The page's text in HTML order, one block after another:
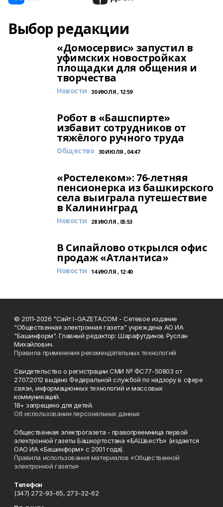
Выбор редакции
«Домосервис» запустил в
уфимских новостройках
площадки для общения и
творчества
Новости 30 ИЮЛЯ , 12:59
Робот в «Башспирте»
избавит сотрудников от
тяжёлого ручного труда
Общество 30 ИЮЛЯ , 04:47
«Ростелеком»: 76-летняя
пенсионерка из башкирского
села выиграла путешествие
в Калининград
Новости 28 ИЮЛЯ , 05:53
В Сипайлово открылся офис
продаж «Атлантиса»
Новости 14 ИЮЛЯ , 12:40
© 2011-2026 "Сайт I-GAZETA.COM - Сетевое издание
"Общественная электронная газета" учреждена АО ИА
"Башинформ". Главный редактор: Шарафутдинов Руслан
Михайлович.
Правила применения рекомендательных технологий
Свидетельство о регистрации СМИ № ФС77-50803 от
27.07.2012 выдано Федеральной службой по надзору в сфере
связи, информационных технологий и массовых
коммуникаций.
18+ запрещено для детей.
Об использовании персональных данных
Общественная электрогазета - правопреемница первой
электронной газеты Башкортостана «БАШвестЪ» (издается
ОАО ИА «Башинформ» с 2001 года).
Правила использования материалов «Общественной
электронной газеты»
Телефон
(347) 272-93-65, 273-32-62